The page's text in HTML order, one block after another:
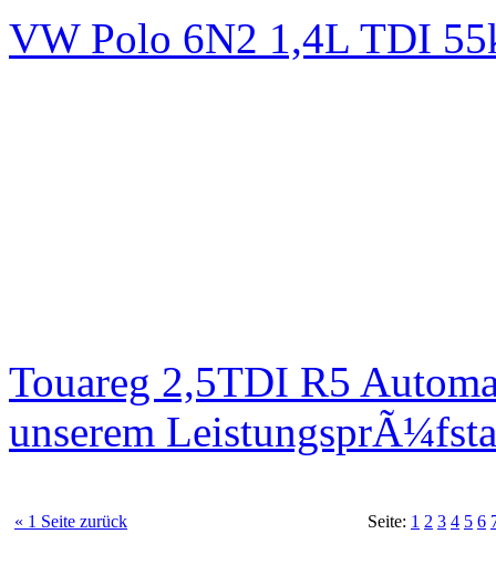
VW Polo 6N2 1,4L TDI
Touareg 2,5TDI R5
unserem
« 1 Seite zurück Seite: 1 2 3 4 5 6